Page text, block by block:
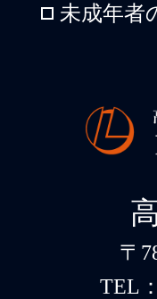
未成年者
〒
TEL